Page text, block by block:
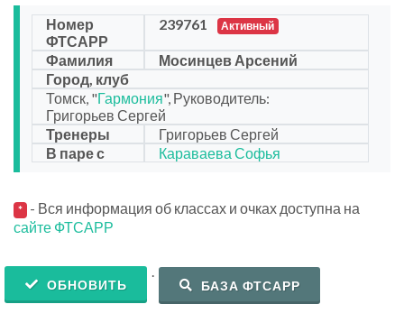
Номер
ФТСАРР
239761 Активный
Фамилия
Мосинцев Арсений
Город, клуб
Томск, "Гармония", Руководитель:
Григорьев Сергей
Тренеры
Григорьев Сергей
В паре с
Караваева Софья
* - Вся информация об классах и очках доступна на
сайте ФТСАРР
ОБНОВИТЬ
.
БАЗА ФТСАРР